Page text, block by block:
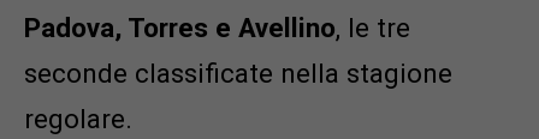
Padova, Torres e Avellino, le tre
seconde classificate nella stagione
regolare.